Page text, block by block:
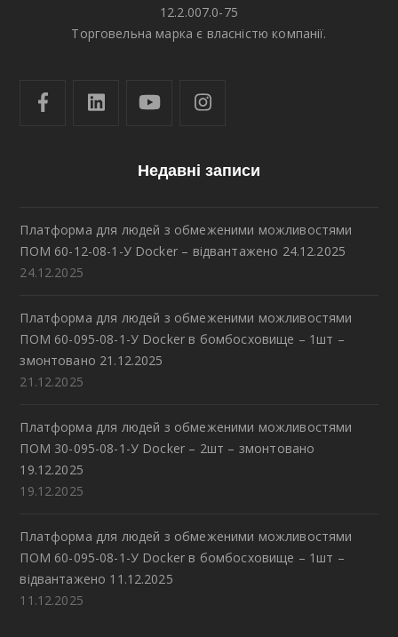
12.2.007.0-75
Торговельна марка є власністю компанії.
Недавні записи
Платформа для людей з обмеженими можливостями
ПОМ 60-12-08-1-У Docker – відвантажено 24.12.2025
24.12.2025
Платформа для людей з обмеженими можливостями
ПОМ 60-095-08-1-У Docker в бомбосховище – 1шт –
змонтовано 21.12.2025
21.12.2025
Платформа для людей з обмеженими можливостями
ПОМ 30-095-08-1-У Docker – 2шт – змонтовано
19.12.2025
19.12.2025
Платформа для людей з обмеженими можливостями
ПОМ 60-095-08-1-У Docker в бомбосховище – 1шт –
відвантажено 11.12.2025
11.12.2025